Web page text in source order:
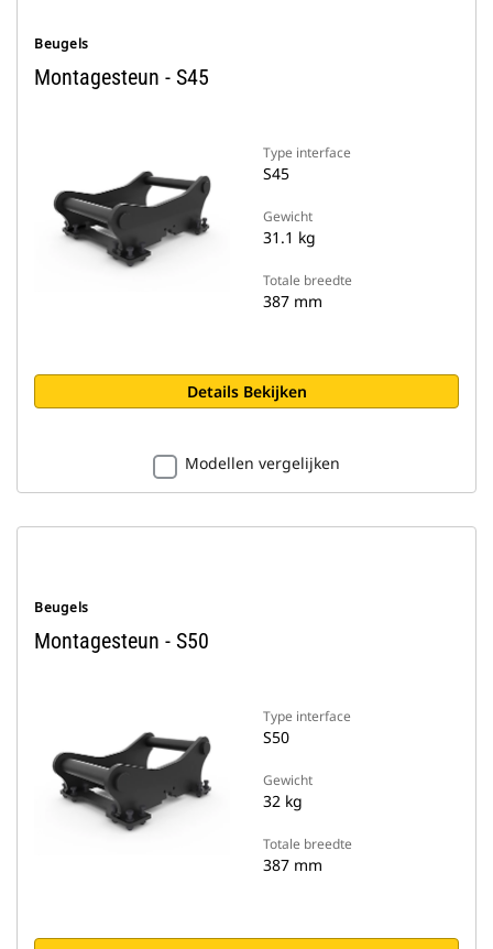
Beugels
Montagesteun - S45
Type interface
S45
Gewicht
31.1 kg
Totale breedte
387 mm
Details Bekijken
Modellen vergelijken
Beugels
Montagesteun - S50
Type interface
S50
Gewicht
32 kg
Totale breedte
387 mm